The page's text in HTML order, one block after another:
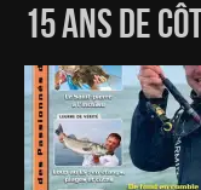
15 ANS DE